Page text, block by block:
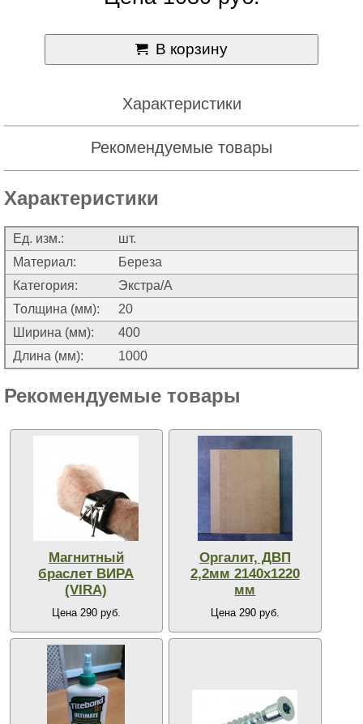
В корзину
Характеристики
Рекомендуемые товары
Характеристики
Ед. изм.:
шт.
Материал:
Береза
Категория:
Экстра/А
Толщина (мм):
20
Ширина (мм):
400
Длина (мм):
1000
Рекомендуемые товары
Магнитный
браслет ВИРА
(VIRA)
Цена 290 руб.
Оргалит, ДВП
2,2мм 2140х1220
мм
Цена 290 руб.